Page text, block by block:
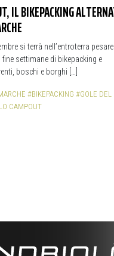
IL BIKEPACKING
si terrà nell’entroterra
settimane di bikepacking e
boschi e borghi […]
#BIKEPACKING #GOLE DEL
CAMPOUT